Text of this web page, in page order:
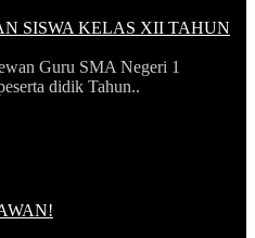
SISWA KELAS XII TAHUN
Guru SMA Negeri 1
didik Tahun..